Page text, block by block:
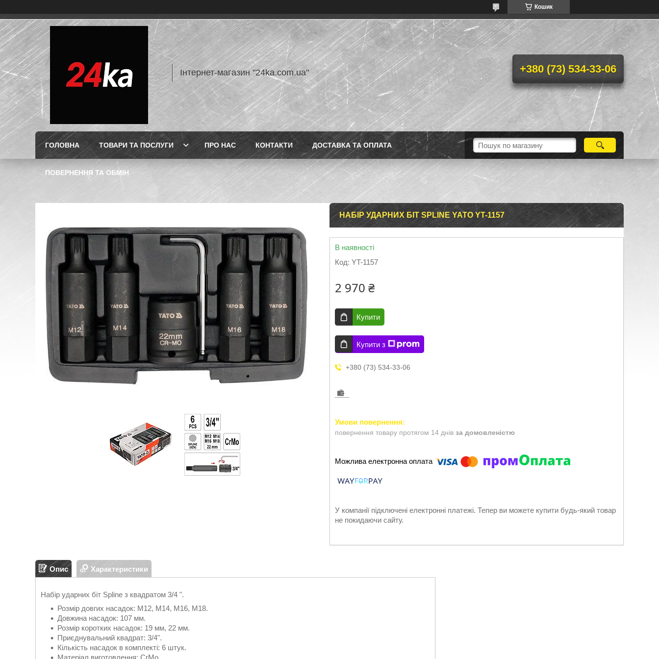
Кошик
Інтернет-магазин "24ka.com.ua" +380 (73) 534-33-06
ГОЛОВНА ТОВАРИ ТА ПОСЛУГИ ПРО НАС КОНТАКТИ ДОСТАВКА ТА ОПЛАТА
ПОВЕРНЕННЯ ТА ОБМІН
НАБІР УДАРНИХ БІТ SPLINE YATO YT-1157
В наявності
Код: YT-1157
2 970 ₴
Купити
Купити з
+380 (73) 534-33-06
повернення товару протягом 14 днів за домовленістю
У компанії підключені електронні платежі. Тепер ви можете купити будь-який товар
не покидаючи сайту.
Опис Характеристики
Набір ударних біт Spline з квадратом 3/4 ".
Розмір довгих насадок: M12, M14, M16, M18.
Довжина насадок: 107 мм.
Розмір коротких насадок: 19 мм, 22 мм.
Приєднувальний квадрат: 3/4".
Кількість насадок в комплекті: 6 штук.
Матеріал виготовлення: CrMo.